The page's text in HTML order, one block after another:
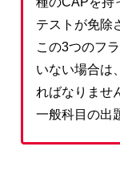
テストが免除
この3つのフ
いない場合は
ればなりませ
一般科目の出